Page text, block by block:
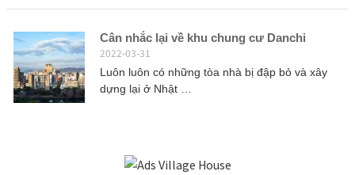
Cân nhắc lại về khu chung cư Danchi
2022-03-31
Luôn luôn có những tòa nhà bị đập bỏ và xây
dựng lại ở Nhật …